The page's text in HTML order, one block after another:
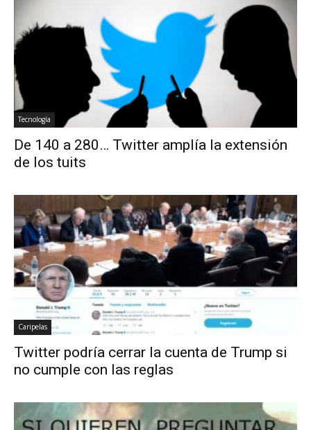
Tecnología
De 140 a 280… Twitter amplía la extensión
de los tuits
Caripelas
Twitter podría cerrar la cuenta de Trump si
no cumple con las reglas